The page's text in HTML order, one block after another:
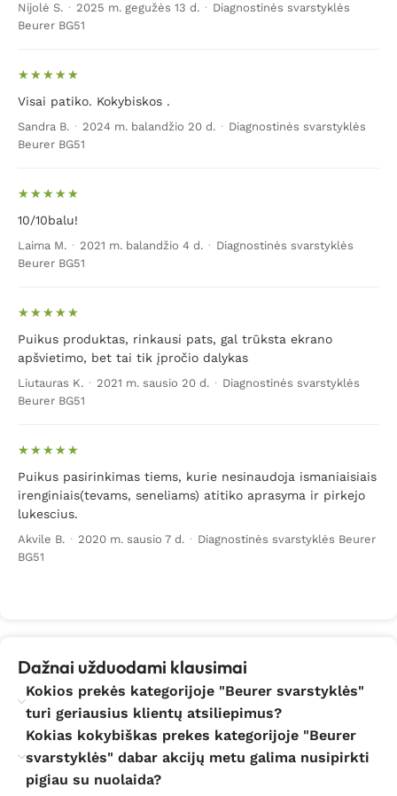
Nijolė S. · 2025 m. gegužės 13 d. · Diagnostinės svarstyklės
Beurer BG51
Visai patiko. Kokybiskos .
Sandra B. · 2024 m. balandžio 20 d. · Diagnostinės svarstyklės
Beurer BG51
10/10balu!
Laima M. · 2021 m. balandžio 4 d. · Diagnostinės svarstyklės
Beurer BG51
Puikus produktas, rinkausi pats, gal trūksta ekrano
apšvietimo, bet tai tik įpročio dalykas
Liutauras K. · 2021 m. sausio 20 d. · Diagnostinės svarstyklės
Beurer BG51
Puikus pasirinkimas tiems, kurie nesinaudoja ismaniaisiais
irenginiais(tevams, seneliams) atitiko aprasyma ir pirkejo
lukescius.
Akvile B. · 2020 m. sausio 7 d. · Diagnostinės svarstyklės Beurer
BG51
Dažnai užduodami klausimai
Kokios prekės kategorijoje "Beurer svarstyklės"
turi geriausius klientų atsiliepimus?
Kokias kokybiškas prekes kategorijoje "Beurer
svarstyklės" dabar akcijų metu galima nusipirkti
pigiau su nuolaida?